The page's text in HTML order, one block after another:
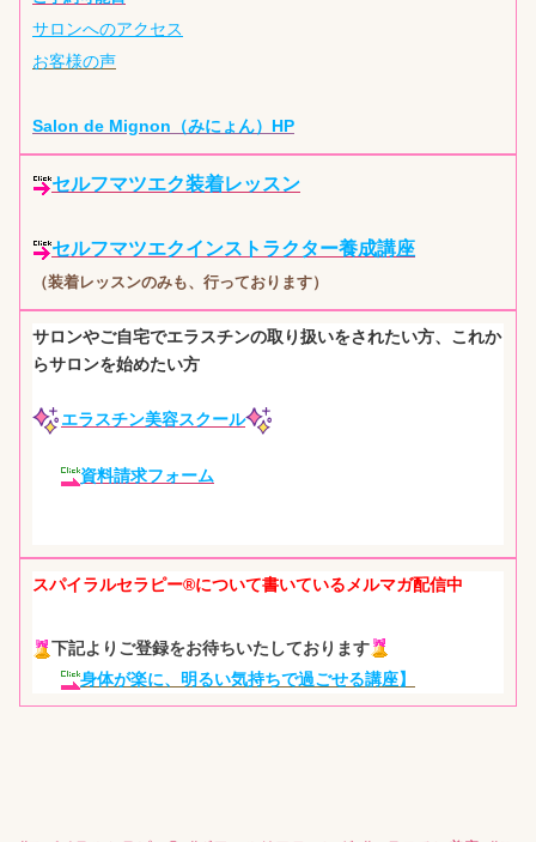
サロンへのアクセス
お客様の声
Salon de Mignon（みにょん）HP
セルフマツエク装着レッスン
セルフマツエクインストラクター養成講座
（装着レッスンのみも、行っております）
サロンやご自宅でエラスチンの取り扱いをされたい方、これか
らサロンを始めたい方
エラスチン美容スクール
資料請求フォーム
スパイラルセラピー®について書いているメルマガ配信中
下記よりご登録をお待ちいたしております
身体が楽に、明るい気持ちで過ごせる講座】